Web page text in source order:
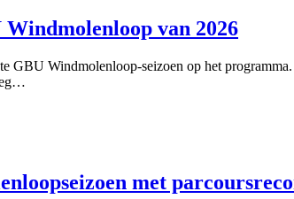
Windmolenloop van 2026
GBU Windmolenloop-seizoen op het
met